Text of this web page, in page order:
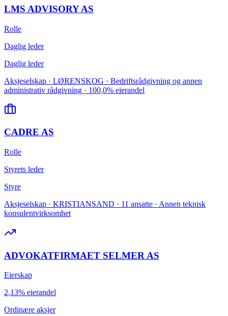
LMS ADVISORY AS
Rolle
Daglig leder
Daglig leder
Aksjeselskap · LØRENSKOG · Bedriftsrådgivning og annen
administrativ rådgivning · 100,0% eierandel
CADRE AS
Rolle
Styrets leder
Styre
Aksjeselskap · KRISTIANSAND · 11 ansatte · Annen teknisk
konsulentvirksomhet
ADVOKATFIRMAET SELMER AS
Eierskap
2,13% eierandel
Ordinære aksjer